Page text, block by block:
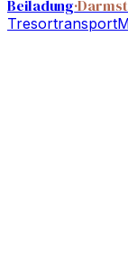
Beiladung
Tresortransport